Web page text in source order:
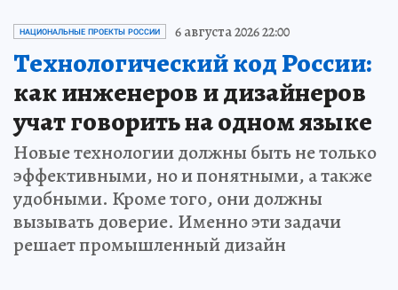
НАЦИОНАЛЬНЫЕ ПРОЕКТЫ РОССИИ 6 августа 2026 22:00
Технологический код России:
как инженеров и дизайнеров
учат говорить на одном языке
Новые технологии должны быть не только
эффективными, но и понятными, а также
удобными. Кроме того, они должны
вызывать доверие. Именно эти задачи
решает промышленный дизайн